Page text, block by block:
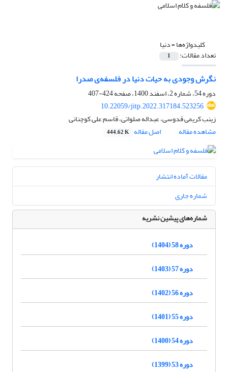
کلیدواژه‌ها =دنیا
تعداد مقالات: 1
نگرش وجودی به حیات دنیا در فلسفه‌ی صدرا
دوره 54، شماره 2، اسفند 1400، صفحه
424-407
10.22059/jitp.2022.317184.523256
زینب کریمی قدوسی، عبداله صلواتی، قاسم علی کوچنانی
مشاهده مقاله
اصل مقاله 444.62 K
مقالات آماده انتشار
شماره جاری
شماره‌های پیشین نشریه
دوره 58 (1404)
دوره 57 (1403)
دوره 56 (1402)
دوره 55 (1401)
دوره 54 (1400)
دوره 53 (1399)